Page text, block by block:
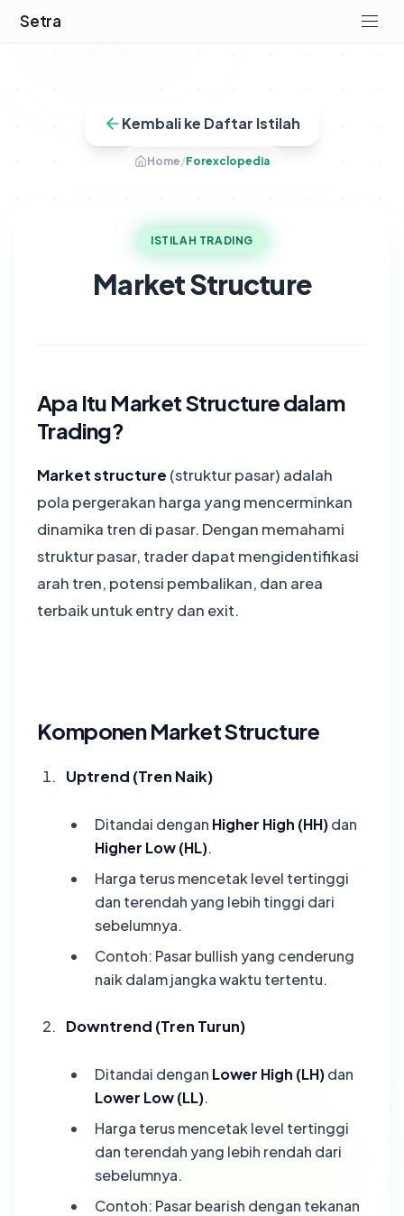
Setra
Kembali ke Daftar Istilah
Home/Forexclopedia
ISTILAH TRADING
Market Structure
Apa Itu Market Structure dalam
Trading?
Market structure (struktur pasar) adalah
pola pergerakan harga yang mencerminkan
dinamika tren di pasar. Dengan memahami
struktur pasar, trader dapat mengidentifikasi
arah tren, potensi pembalikan, dan area
terbaik untuk entry dan exit.
Komponen Market Structure
Uptrend (Tren Naik)
Ditandai dengan Higher High (HH)dan
Higher Low (HL).
Harga terus mencetak level tertinggi
dan terendah yang lebih tinggi dari
sebelumnya.
Contoh: Pasar bullish yang cenderung
naik dalam jangka waktu tertentu.
Downtrend (Tren Turun)
Ditandai dengan Lower High (LH)dan
Lower Low (LL).
Harga terus mencetak level tertinggi
dan terendah yang lebih rendah dari
sebelumnya.
Contoh: Pasar bearish dengan tekanan